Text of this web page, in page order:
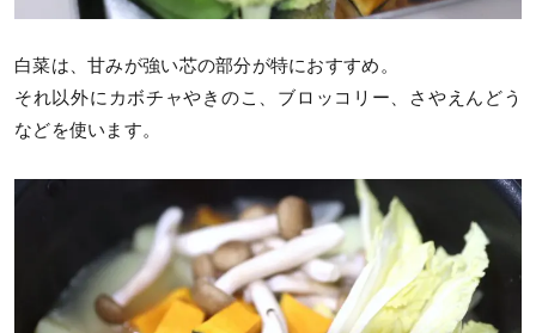
白菜は、甘みが強い芯の部分が特におすすめ。
それ以外にカボチャやきのこ、ブロッコリー、さやえんどう
などを使います。